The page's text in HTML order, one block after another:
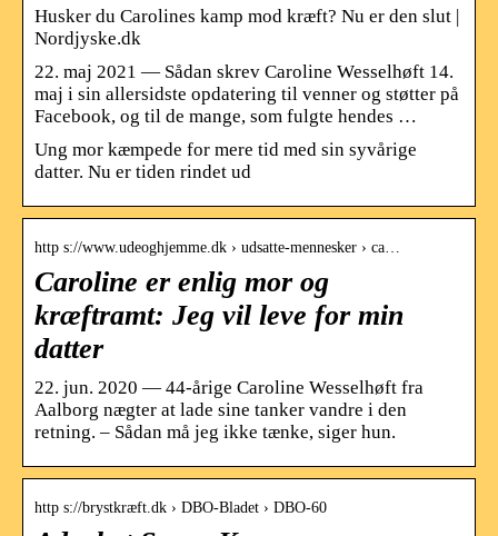
Husker du Carolines kamp mod kræft? Nu er den slut |
Nordjyske.dk
22. maj 2021 — Sådan skrev Caroline Wesselhøft 14.
maj i sin allersidste opdatering til venner og støtter på
Facebook, og til de mange, som fulgte hendes …
Ung mor kæmpede for mere tid med sin syvårige
datter. Nu er tiden rindet ud
http s://www.udeoghjemme.dk › udsatte-mennesker › ca…
Caroline er enlig mor og
kræftramt: Jeg vil leve for min
datter
22. jun. 2020 — 44-årige Caroline Wesselhøft fra
Aalborg nægter at lade sine tanker vandre i den
retning. – Sådan må jeg ikke tænke, siger hun.
http s://brystkræft.dk › DBO-Bladet › DBO-60